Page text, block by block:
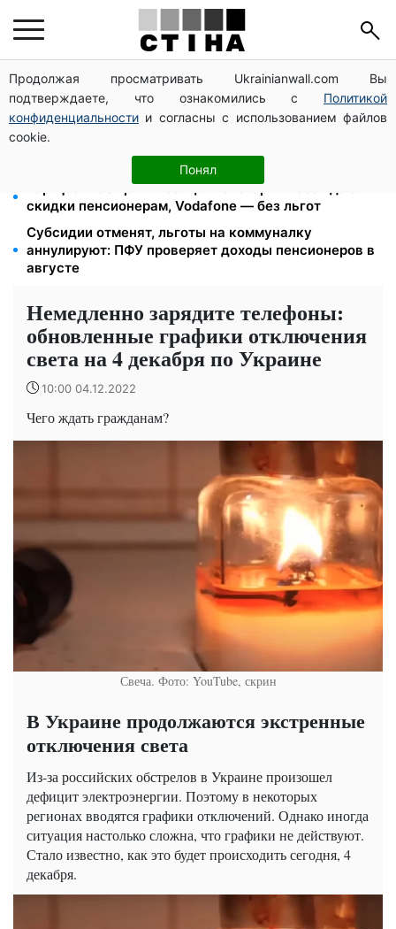
Продолжая просматривать Ukrainianwall.com Вы
подтверждаете, что ознакомились с Политикой
конфиденциальности и согласны с использованием файлов
cookie.
Понял
Директор ДОЗ Киева Татьяна Мостепан:
Демографический кризис нуждается в новых
решениях уже сегодня
Пенсионная реформа в сентябре: добровольные
накопления и пересмотр спецпенсий судей
Тариф от 190 грн в месяц: Киевстар и lifecell дают
скидки пенсионерам, Vodafone — без льгот
Субсидии отменят, льготы на коммуналку
аннулируют: ПФУ проверяет доходы пенсионеров в
августе
Немедленно зарядите телефоны:
обновленные графики отключения
света на 4 декабря по Украине
10:00 04.12.2022
Чего ждать гражданам?
Свеча. Фото: YouTube, скрин
В Украине продолжаются экстренные
отключения света
Из-за российских обстрелов в Украине произошел
дефицит электроэнергии. Поэтому в некоторых
регионах вводятся графики отключений. Однако иногда
ситуация настолько сложна, что графики не действуют.
Стало известно, как это будет происходить сегодня, 4
декабря.